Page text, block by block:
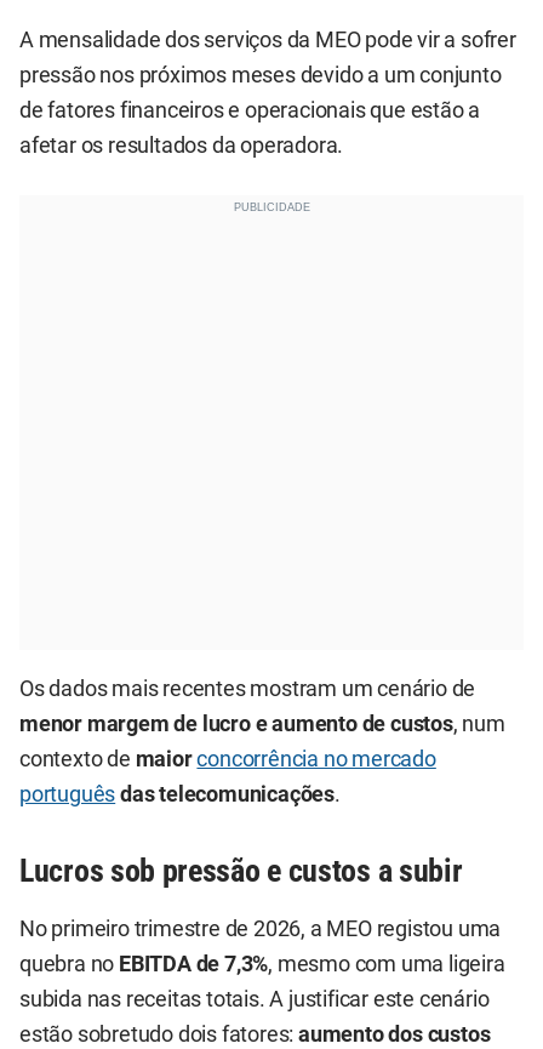
A mensalidade dos serviços da MEO pode vir a sofrer
pressão nos próximos meses devido a um conjunto
de fatores financeiros e operacionais que estão a
afetar os resultados da operadora.
Os dados mais recentes mostram um cenário de
menor margem de lucro e aumento de custos, num
contexto de maiorconcorrência no mercado
português das telecomunicações.
Lucros sob pressão e custos a subir
No primeiro trimestre de 2026, a MEO registou uma
quebra no EBITDA de 7,3%, mesmo com uma ligeira
subida nas receitas totais. A justificar este cenário
estão sobretudo dois fatores:aumento dos custos